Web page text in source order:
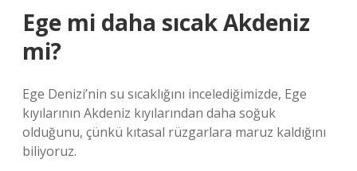
Ege mi daha sıcak Akdeniz
mi?
Ege Denizi’nin su sıcaklığını incelediğimizde, Ege
kıyılarının Akdeniz kıyılarından daha soğuk
olduğunu, çünkü kıtasal rüzgarlara maruz kaldığını
biliyoruz.